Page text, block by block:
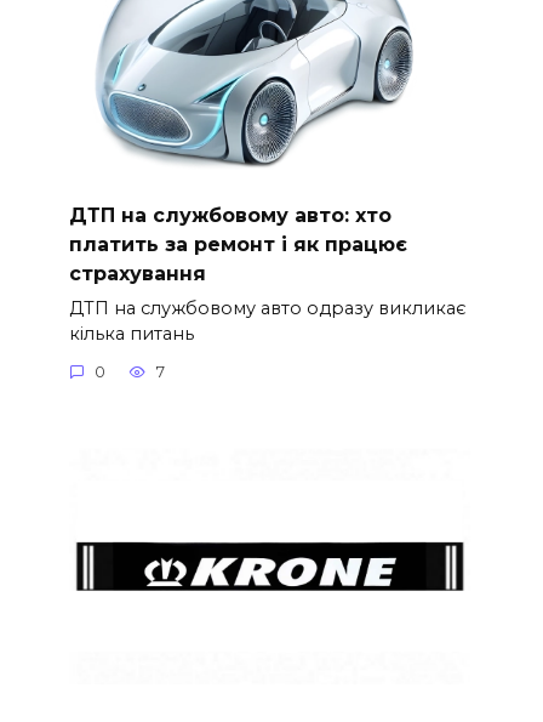
ДТП на службовому авто: хто
платить за ремонт і як працює
страхування
ДТП на службовому авто одразу викликає
кілька питань
0 7